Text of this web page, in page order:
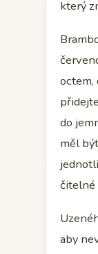
který
octem,
do
měl
čitelné
aby